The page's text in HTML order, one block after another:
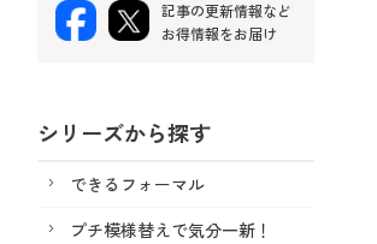
記事の更新情報など
お得情報をお届け
シリーズから探す
できるフォーマル
プチ模様替えで気分一新！